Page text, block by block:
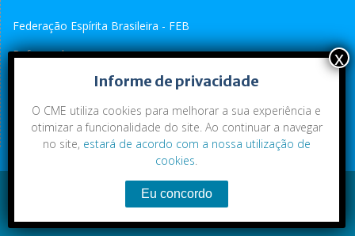
Federação Espírita Brasileira - FEB
Reformador
Conselho Espírita Internacional - CEI
Conteúdo exclusivo da CME. Todos os direitos reservados.
Informe de privacidade
O CME utiliza cookies para melhorar a sua experiência e
otimizar a funcionalidade do site. Ao continuar a navegar
no site, estará de acordo com a nossa utilização de
cookies.